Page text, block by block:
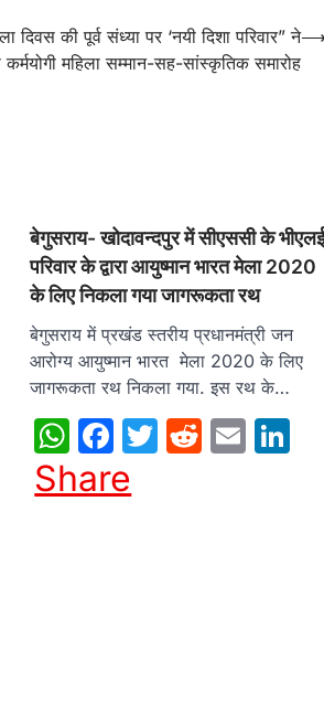
दिवस की पूर्व संध्या पर ‘नयी दिशा परिवार” ने
महिला सम्मान-सह-सांस्कृतिक समारोह
⟶
बेगुसराय- खोदावन्दपुर में सीएससी के
परिवार के द्वारा आयुष्मान भारत मेला 2020
के लिए निकला गया जागरूकता रथ
बेगुसराय में प्रखंड स्तरीय प्रधानमंत्री जन
आरोग्य आयुष्मान भारत मेला 2020 के लिए
जागरूकता रथ निकला गया. इस रथ के…
WhatsApp
Facebook
Twitter
Reddit
Email
Share